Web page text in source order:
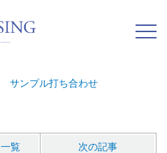
サンプル打ち合わせ
一覧 次の記事